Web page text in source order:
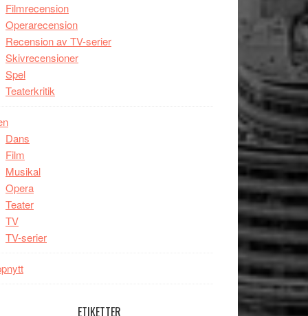
Filmrecension
Operarecension
Recension av TV-serier
Skivrecensioner
Spel
Teaterkritik
Dans
Film
Musikal
Opera
Teater
TV
TV-serier
ETIKETTER